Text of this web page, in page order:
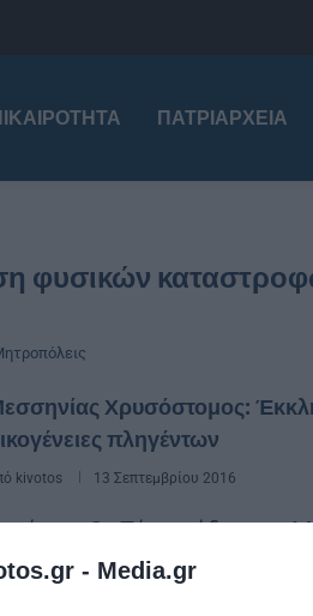
- Media.gr
ΠΑΤΡΙΑΡΧΕΊΑ
φυσικών
Χρυσόστομος:
πληγέντων
kivotos 13 Σεπτεμβρίου 2016
Τύπου έδωσε ο
Χρυσόστομος σχετικά με